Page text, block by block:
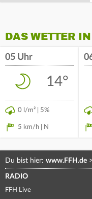
DAS WETTER
05 Uhr
14°
0 l/m² | 5%
5 km/h | N
Du bist hier: www.FFH.de
RADIO
FFH Live